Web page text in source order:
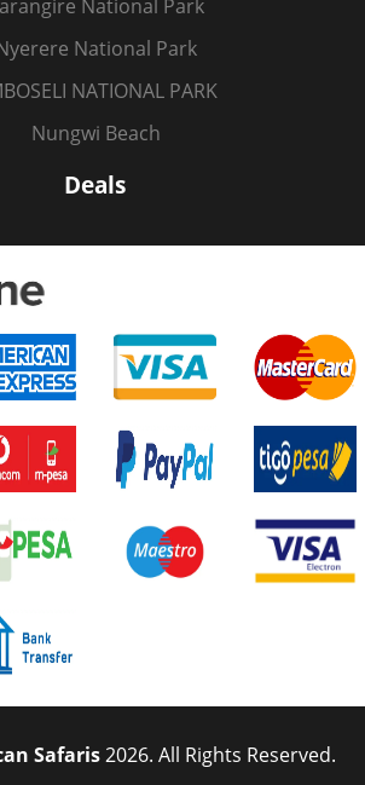
National Park
National Park
NATIONAL PARK
Nungwi Beach
Deals
Safaris 2026. All Rights Reserved.